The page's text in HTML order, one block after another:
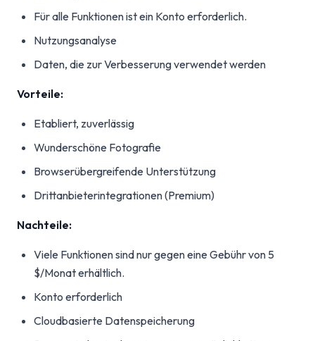
Für alle Funktionen ist ein Konto erforderlich.
Nutzungsanalyse
Daten, die zur Verbesserung verwendet werden
Vorteile:
Etabliert, zuverlässig
Wunderschöne Fotografie
Browserübergreifende Unterstützung
Drittanbieterintegrationen (Premium)
Nachteile:
Viele Funktionen sind nur gegen eine Gebühr von 5
$/Monat erhältlich.
Konto erforderlich
Cloudbasierte Datenspeicherung